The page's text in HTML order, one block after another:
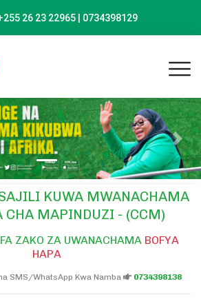
26 23 22965 | 0734398129
Next
KUWA MWANACHAMA
CHA MAPINDUZI - (CCM)
ZAKO ZA UWANACHAMA BOFYA
HAPA
SMS/WhatsApp Kwa Namba 0734398138